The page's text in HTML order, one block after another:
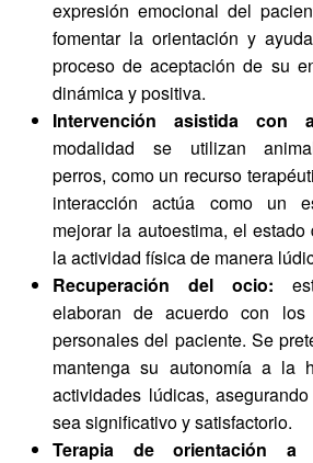
expresión emocional del
fomentar la orientación y
proceso de aceptación de su
dinámica y positiva.
Intervención asistida con
modalidad se utilizan
perros, como un recurso
interacción actúa como un
mejorar la autoestima, el
la actividad física de manera
Recuperación del ocio:
elaboran de acuerdo con
personales del paciente. Se
mantenga su autonomía a la
actividades lúdicas,
sea significativo y satisfactorio.
Terapia de orientación a